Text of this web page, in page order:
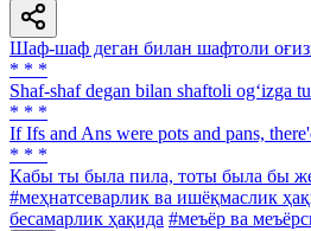
Шаф-шаф деган билан шафтоли
* * *
Shaf-shaf degan bilan shaftoli og‘izga
* * *
If Ifs and Ans were pots and pans,
* * *
Кабы ты была пила, тоты была бы
#меҳнатсеварлик ва ишёқмаслик
бесамарлик ҳақида #меъёр ва